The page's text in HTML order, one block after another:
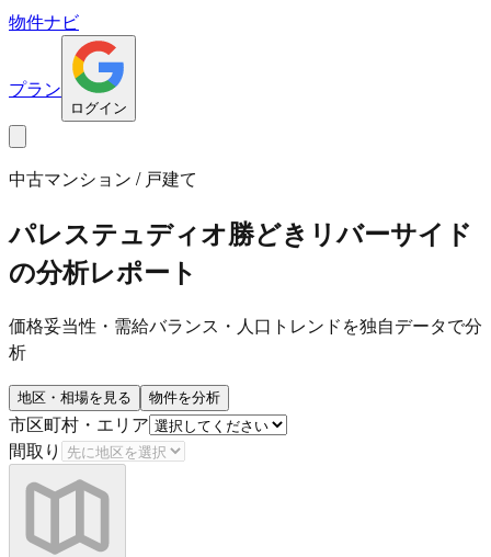
物件ナビ
プラン
ログイン
中古マンション / 戸建て
パレステュディオ勝どきリバーサイド
の分析レポート
価格妥当性・需給バランス・人口トレンドを独自データで分
析
地区・相場を見る 物件を分析
市区町村・エリア
間取り